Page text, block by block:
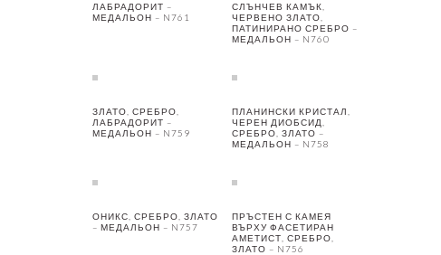
ЛАБРАДОРИТ –
МЕДАЛЬОН – N761
СЛЪНЧЕВ КАМЪК,
ЧЕРВЕНО ЗЛАТО,
ПАТИНИРАНО СРЕБРО –
МЕДАЛЬОН – N760
ЗЛАТО, СРЕБРО,
ЛАБРАДОРИТ –
МЕДАЛЬОН – N759
ПЛАНИНСКИ КРИСТАЛ,
ЧЕРЕН ДИОБСИД,
СРЕБРО, ЗЛАТО –
МЕДАЛЬОН – N758
ОНИКС, СРЕБРО, ЗЛАТО
– МЕДАЛЬОН – N757
ПРЪСТЕН С КАМЕЯ
ВЪРХУ ФАСЕТИРАН
АМЕТИСТ, СРЕБРО,
ЗЛАТО – N756